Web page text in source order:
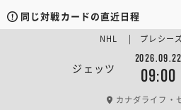
同じ対戦カードの直近日程
ジェッツ
2026.09.22
09:00
NHL | プレシーズ
カナダライフ・